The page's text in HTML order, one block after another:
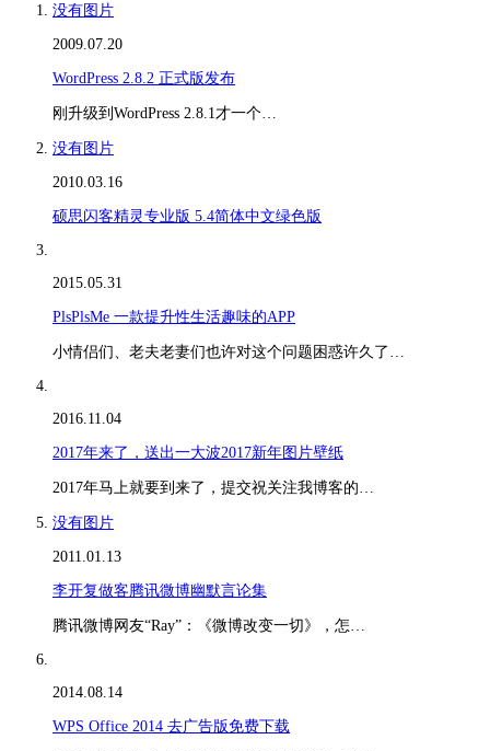
没有图片
2009.07.20
WordPress 2.8.2 正式版发布
刚升级到WordPress 2.8.1才一个…
没有图片
2010.03.16
硕思闪客精灵专业版 5.4简体中文绿色版
2015.05.31
PlsPlsMe 一款提升性生活趣味的APP
小情侣们、老夫老妻们也许对这个问题困惑许久了…
2016.11.04
2017年来了，送出一大波2017新年图片壁纸
2017年马上就要到来了，提交祝关注我博客的…
没有图片
2011.01.13
李开复做客腾讯微博幽默言论集
腾讯微博网友“Ray”：《微博改变一切》，怎…
2014.08.14
WPS Office 2014 去广告版免费下载